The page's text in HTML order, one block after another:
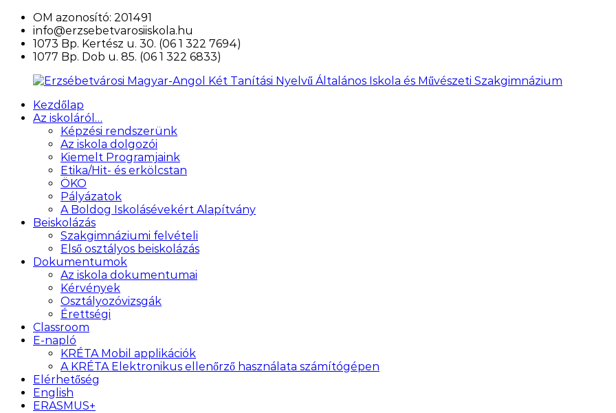
Ugrás
tartalomra
OM azonosító: 201491
info@erzsebetvarosiiskola.hu
1073 Bp. Kertész u. 30. (06 1 322 7694)
1077 Bp. Dob u. 85. (06 1 322 6833)
Erzsébetvárosi
Magyar-
Általános
Művészeti
Szakgimnázium
Kezdőlap
Az iskoláról…
Képzési rendszerünk
Az iskola dolgozói
Kiemelt Programjaink
Etika/Hit- és erkölcstan
ÖKO
Pályázatok
A Boldog Iskolásévekért Alapítvány
Beiskolázás
Szakgimnáziumi felvételi
Első osztályos beiskolázás
Dokumentumok
Az iskola dokumentumai
Kérvények
Osztályozóvizsgák
Érettségi
Classroom
E-napló
KRÉTA Mobil applikációk
A KRÉTA Elektronikus ellenőrző használata számítógépen
Elérhetőség
English
ERASMUS+